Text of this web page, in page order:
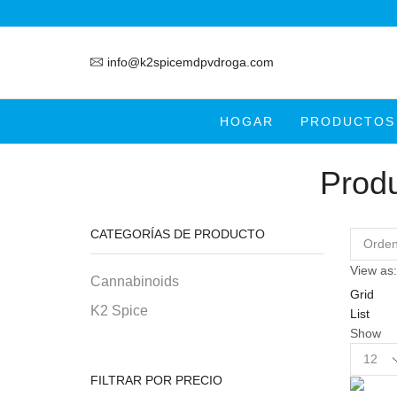
info@k2spicemdpvdroga.com
HOGAR PRODUCTOS
View as:
Grid
List
Show
Products
per
page
CATEGORÍAS DE PRODUCTO
Cannabinoids
K2 Spice
FILTRAR POR PRECIO